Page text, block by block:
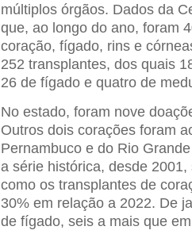
múltiplos órgãos. Dados da
que, ao longo do ano, foram
coração, fígado, rins e
252 transplantes, dos quais
26 de fígado e quatro de
No estado, foram nove
Outros dois corações foram
Pernambuco e do Rio
a série histórica, desde
como os transplantes de
30% em relação a 2022. De
de fígado, seis a mais que